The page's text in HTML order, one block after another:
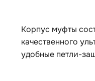
Корпус муфты
качественного
удобные петли-